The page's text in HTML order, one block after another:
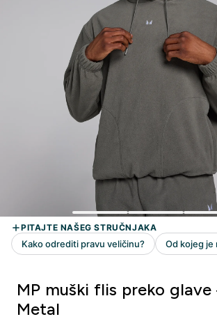
MP muški flis preko glave
Metal